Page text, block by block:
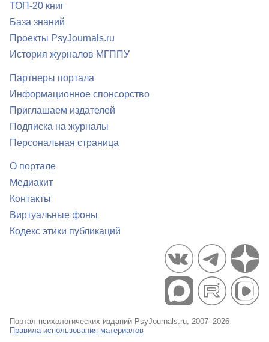
ТОП-20 книг
База знаний
Проекты PsyJournals.ru
История журналов МГППУ
Партнеры портала
Информационное спонсорство
Приглашаем издателей
Подписка на журналы
Персональная страница
О портале
Медиакит
Контакты
Виртуальные фоны
Кодекс этики публикаций
Портал психологических изданий PsyJournals.ru, 2007–2026
Правила использования материалов